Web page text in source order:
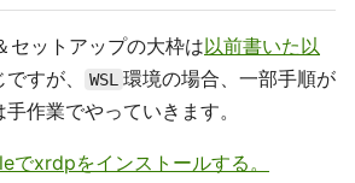
セットアップの大枠は以前書いた以
すが、 WSL 環境の場合、一部手順が
作業でやっていきます。
でxrdpをインストールする。